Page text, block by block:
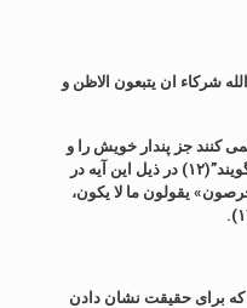
شرکاء ان یتبعون الاظن و
کنند جز پندار خویش را و
پیروی نمی کنند جز دروغ روشن که می گویند”(۱۲) در ذیل این آیه در
یقولون ما لا یکون،
برای حقیقت نشان دادن